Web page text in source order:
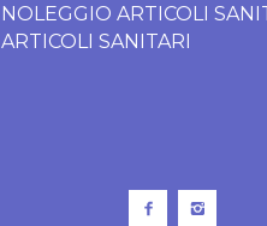
NOLEGGIO ARTICOLI
ARTICOLI SANITARI